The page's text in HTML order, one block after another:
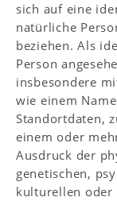
sich auf eine
natürliche
beziehen. Als
Person
insbesondere
wie einem
Standortdaten,
einem oder
Ausdruck der
genetischen,
kulturellen oder